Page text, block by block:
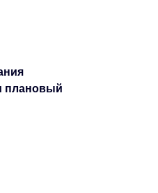
плановый